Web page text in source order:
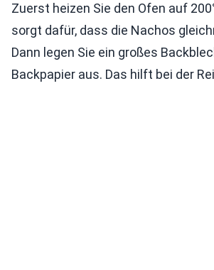
Zuerst heizen Sie den Ofen auf
sorgt dafür, dass die Nachos
Dann legen Sie ein großes
Backpapier aus. Das hilft bei der